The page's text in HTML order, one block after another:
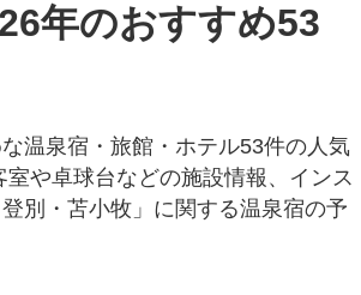
年のおすすめ53
温泉宿・旅館・ホテル53件の人気
や卓球台などの施設情報、インス
別・苫小牧」に関する温泉宿の予